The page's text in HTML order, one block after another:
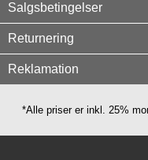
Salgsbetingelser
Returnering
Reklamation
*Alle priser er inkl. 25%